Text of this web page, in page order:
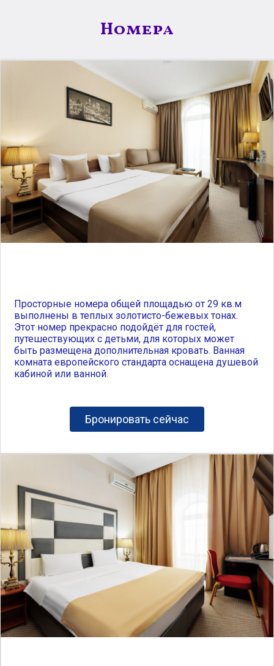
Номера
Просторные номера общей площадью от 29 кв.м
выполнены в теплых золотисто-бежевых тонах.
Этот номер прекрасно подойдёт для гостей,
путешествующих с детьми, для которых может
быть размещена дополнительная кровать. Ванная
комната европейского стандарта оснащена душевой
кабиной или ванной.
Бронировать сейчас